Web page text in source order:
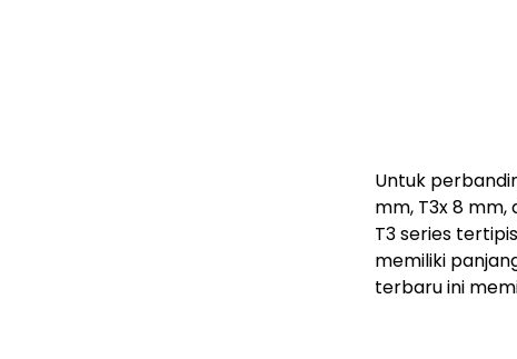
Untuk
mm, T3x 8 mm,
T3 series
memiliki
terbaru ini